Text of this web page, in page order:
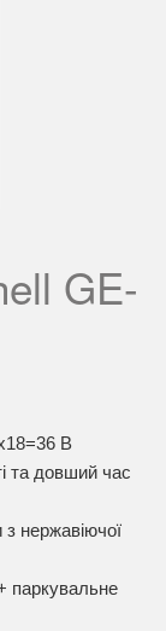
GE-
В
та довший час
нержавіючої
паркувальне